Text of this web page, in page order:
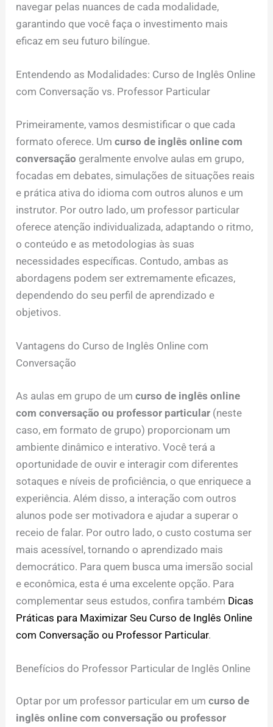
navegar pelas nuances de cada modalidade,
garantindo que você faça o investimento mais
eficaz em seu futuro bilíngue.
Entendendo as Modalidades: Curso de Inglês Online
com Conversação vs. Professor Particular
Primeiramente, vamos desmistificar o que cada
formato oferece. Umcurso de inglês online com
conversação geralmente envolve aulas em grupo,
focadas em debates, simulações de situações reais
e prática ativa do idioma com outros alunos e um
instrutor. Por outro lado, um professor particular
oferece atenção individualizada, adaptando o ritmo,
o conteúdo e as metodologias às suas
necessidades específicas. Contudo, ambas as
abordagens podem ser extremamente eficazes,
dependendo do seu perfil de aprendizado e
objetivos.
Vantagens do Curso de Inglês Online com
Conversação
As aulas em grupo de umcurso de inglês online
com conversação ou professor particular (neste
caso, em formato de grupo) proporcionam um
ambiente dinâmico e interativo. Você terá a
oportunidade de ouvir e interagir com diferentes
sotaques e níveis de proficiência, o que enriquece a
experiência. Além disso, a interação com outros
alunos pode ser motivadora e ajudar a superar o
receio de falar. Por outro lado, o custo costuma ser
mais acessível, tornando o aprendizado mais
democrático. Para quem busca uma imersão social
e econômica, esta é uma excelente opção. Para
complementar seus estudos, confira também Dicas
Práticas para Maximizar Seu Curso de Inglês Online
com Conversação ou Professor Particular.
Benefícios do Professor Particular de Inglês Online
Optar por um professor particular em umcurso de
inglês online com conversação ou professor